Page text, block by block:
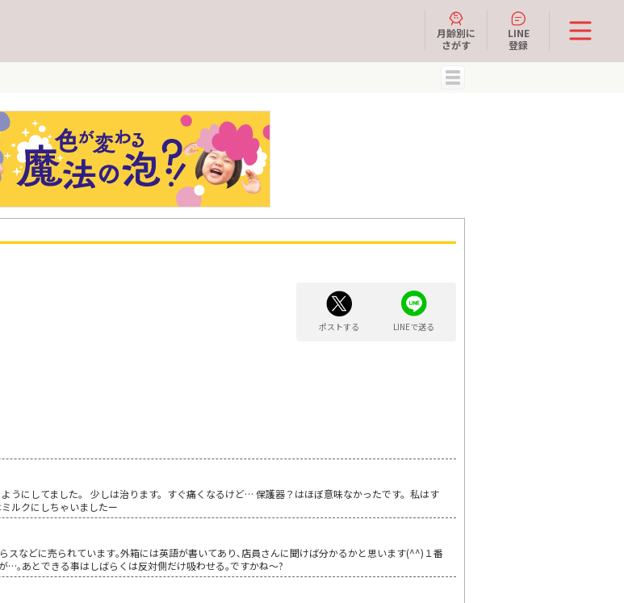
月齢別に
さがす
LINE
登録
ポストする LINEで送る
うにしてました。 少しは治ります。すぐ痛くなるけど… 保護器？はほぼ意味なかったです。私はす
ルクにしちゃいましたー
などに売られています｡外箱には英語が書いてあり､店員さんに聞けば分かるかと思います(^^)１番
…｡あとできる事はしばらくは反対側だけ吸わせる｡ですかね～?